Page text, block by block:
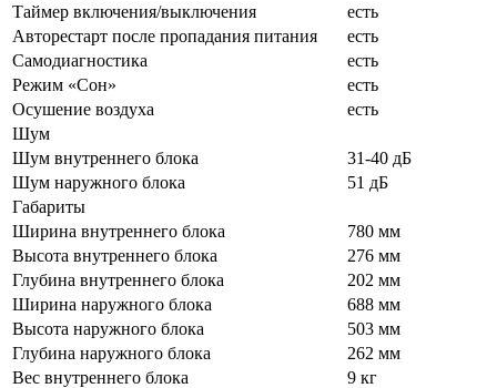
Таймер включения/выключения
есть
Авторестарт после пропадания питания
есть
Самодиагностика
есть
Режим «Сон»
есть
Осушение воздуха
есть
Шум
Шум внутреннего блока
31-40 дБ
Шум наружного блока
51 дБ
Габариты
Ширина внутреннего блока
780 мм
Высота внутреннего блока
276 мм
Глубина внутреннего блока
202 мм
Ширина наружного блока
688 мм
Высота наружного блока
503 мм
Глубина наружного блока
262 мм
Вес внутреннего блока
9 кг